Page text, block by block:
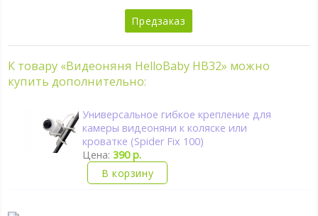
Предзаказ
К товару «Видеоняня HelloBaby HB32» можно
купить дополнительно:
Универсальное гибкое крепление для
камеры видеоняни к коляске или
кроватке (Spider Fix 100)
Цена:390 р.
В корзину